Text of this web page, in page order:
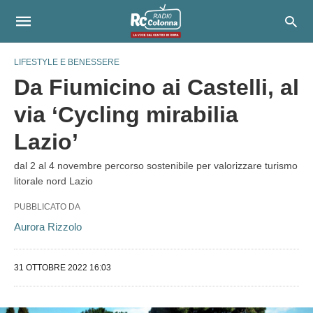
LIFESTYLE E BENESSERE
Da Fiumicino ai Castelli, al
via ‘Cycling mirabilia
Lazio’
dal 2 al 4 novembre percorso sostenibile per valorizzare turismo
litorale nord Lazio
PUBBLICATO DA
Aurora Rizzolo
31 OTTOBRE 2022 16:03